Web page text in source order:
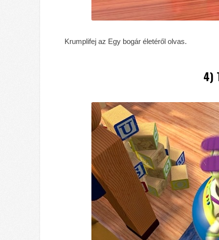
Krumplifej az Egy bogár életéről olvas.
4)